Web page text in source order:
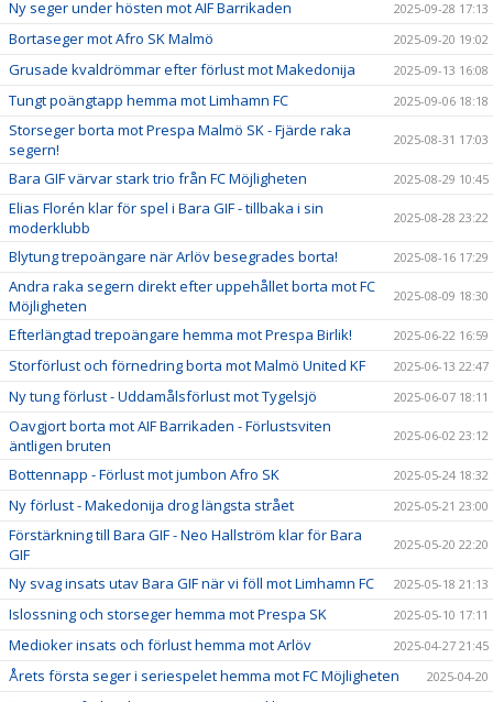
Ny seger under hösten mot AIF Barrikaden 2025-09-28 17:13
Bortaseger mot Afro SK Malmö 2025-09-20 19:02
Grusade kvaldrömmar efter förlust mot Makedonija 2025-09-13 16:08
Tungt poängtapp hemma mot Limhamn FC 2025-09-06 18:18
Storseger borta mot Prespa Malmö SK - Fjärde raka
segern!
2025-08-31 17:03
Bara GIF värvar stark trio från FC Möjligheten 2025-08-29 10:45
Elias Florén klar för spel i Bara GIF - tillbaka i sin
moderklubb
2025-08-28 23:22
Blytung trepoängare när Arlöv besegrades borta! 2025-08-16 17:29
Andra raka segern direkt efter uppehållet borta mot FC
Möjligheten
2025-08-09 18:30
Efterlängtad trepoängare hemma mot Prespa Birlik! 2025-06-22 16:59
Storförlust och förnedring borta mot Malmö United KF 2025-06-13 22:47
Ny tung förlust - Uddamålsförlust mot Tygelsjö 2025-06-07 18:11
Oavgjort borta mot AIF Barrikaden - Förlustsviten
äntligen bruten
2025-06-02 23:12
Bottennapp - Förlust mot jumbon Afro SK 2025-05-24 18:32
Ny förlust - Makedonija drog längsta strået 2025-05-21 23:00
Förstärkning till Bara GIF - Neo Hallström klar för Bara
GIF
2025-05-20 22:20
Ny svag insats utav Bara GIF när vi föll mot Limhamn FC 2025-05-18 21:13
Islossning och storseger hemma mot Prespa SK 2025-05-10 17:11
Medioker insats och förlust hemma mot Arlöv 2025-04-27 21:45
Årets första seger i seriespelet hemma mot FC Möjligheten 2025-04-20